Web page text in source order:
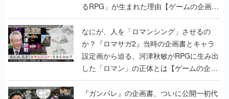
るRPG」が生まれた理由【ゲームの企画
書】
なにが、人を「ロマンシング」させるの
か？『ロマサガ2』当時の企画書とキャラ
設定画から迫る、河津秋敏がRPGに生み出
した「ロマン」の正体とは【ゲームの企画
書】
『ガンパレ』の企画書、ついに公開━初代